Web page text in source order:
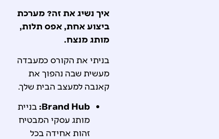
איך נשיג את זה? מערכת
ביצוע אחת, אפס תלות,
מותג מנצח.
בניתי את הקורס כמעבדה
מעשית שבה נהפוך את
קאנבה למעצב הבית שלך.
Brand Hub: בניית
מותג עסקי המבטיח
זהות אחידה בכל